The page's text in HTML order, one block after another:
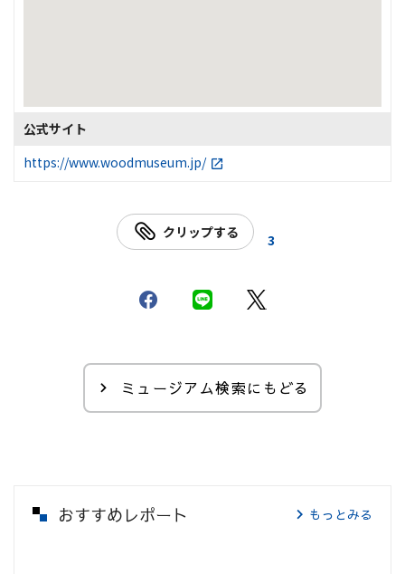
公式サイト
https://www.woodmuseum.jp/
クリップする 3
ミュージアム検索にもどる
おすすめレポート もっとみる